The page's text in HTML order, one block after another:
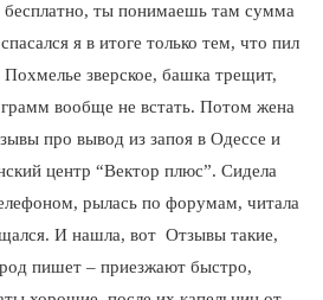
бесплатно, ты понимаешь там сумма
я в итоге только тем, что пил
зверское, башка трещит,
вообще не встать. Потом жена
про вывод из запоя в Одессе и
центр “Вектор плюс”. Сидела
рылась по форумам, читала
И нашла, вот Отзывы такие,
пишет – приезжают быстро,